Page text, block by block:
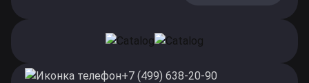
+7 (499) 638-20-90